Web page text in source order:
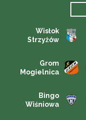
Wisłok
Strzyżów
Grom
Mogielnica
Bingo
Wiśniowa